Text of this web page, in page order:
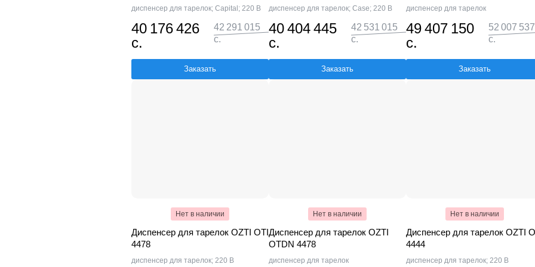
диспенсер для тарелок; Capital; 220 В
40 176 426
с.
42 291 015
с.
Заказать
диспенсер для тарелок; Case; 220 В
40 404 445
с.
42 531 015
с.
Заказать
диспенсер для тарелок
49 407 150
с.
52 007 537
с.
Заказать
Нет в наличии
Диспенсер для тарелок OZTI OTI
4478
диспенсер для тарелок; 220 В
Нет в наличии
Диспенсер для тарелок OZTI
OTDN 4478
диспенсер для тарелок
Нет в наличии
Диспенсер для тарелок OZTI
4444
диспенсер для тарелок; 220 В